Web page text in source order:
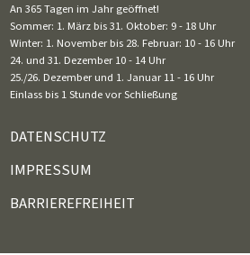
An 365 Tagen im Jahr geöffnet!
Sommer: 1. März bis 31. Oktober: 9 - 18 Uhr
Winter: 1. November bis 28. Februar: 10 - 16 Uhr
24. und 31. Dezember 10 - 14 Uhr
25./26. Dezember und 1. Januar 11 - 16 Uhr
Einlass bis 1 Stunde vor Schließung
DATENSCHUTZ
IMPRESSUM
BARRIEREFREIHEIT